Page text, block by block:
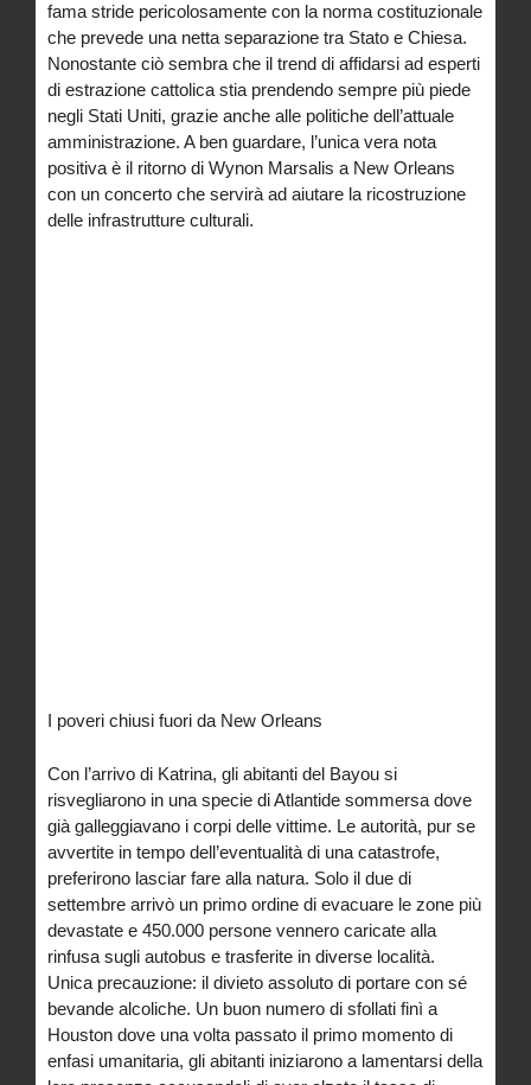
fama stride pericolosamente con la norma costituzionale
che prevede una netta separazione tra Stato e Chiesa.
Nonostante ciò sembra che il trend di affidarsi ad esperti
di estrazione cattolica stia prendendo sempre più piede
negli Stati Uniti, grazie anche alle politiche dell’attuale
amministrazione. A ben guardare, l’unica vera nota
positiva è il ritorno di Wynon Marsalis a New Orleans
con un concerto che servirà ad aiutare la ricostruzione
delle infrastrutture culturali.
I poveri chiusi fuori da New Orleans
Con l’arrivo di Katrina, gli abitanti del Bayou si
risvegliarono in una specie di Atlantide sommersa dove
già galleggiavano i corpi delle vittime. Le autorità, pur se
avvertite in tempo dell’eventualità di una catastrofe,
preferirono lasciar fare alla natura. Solo il due di
settembre arrivò un primo ordine di evacuare le zone più
devastate e 450.000 persone vennero caricate alla
rinfusa sugli autobus e trasferite in diverse località.
Unica precauzione: il divieto assoluto di portare con sé
bevande alcoliche. Un buon numero di sfollati finì a
Houston dove una volta passato il primo momento di
enfasi umanitaria, gli abitanti iniziarono a lamentarsi della